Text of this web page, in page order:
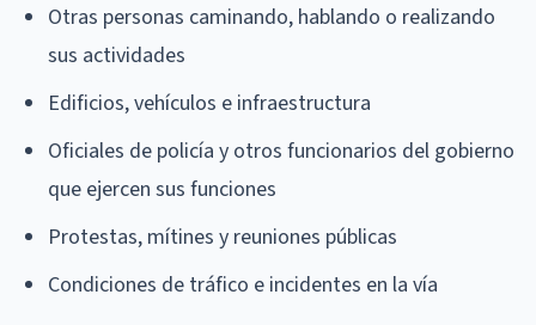
Otras personas caminando, hablando o realizando
sus actividades
Edificios, vehículos e infraestructura
Oficiales de policía y otros funcionarios del gobierno
que ejercen sus funciones
Protestas, mítines y reuniones públicas
Condiciones de tráfico e incidentes en la vía